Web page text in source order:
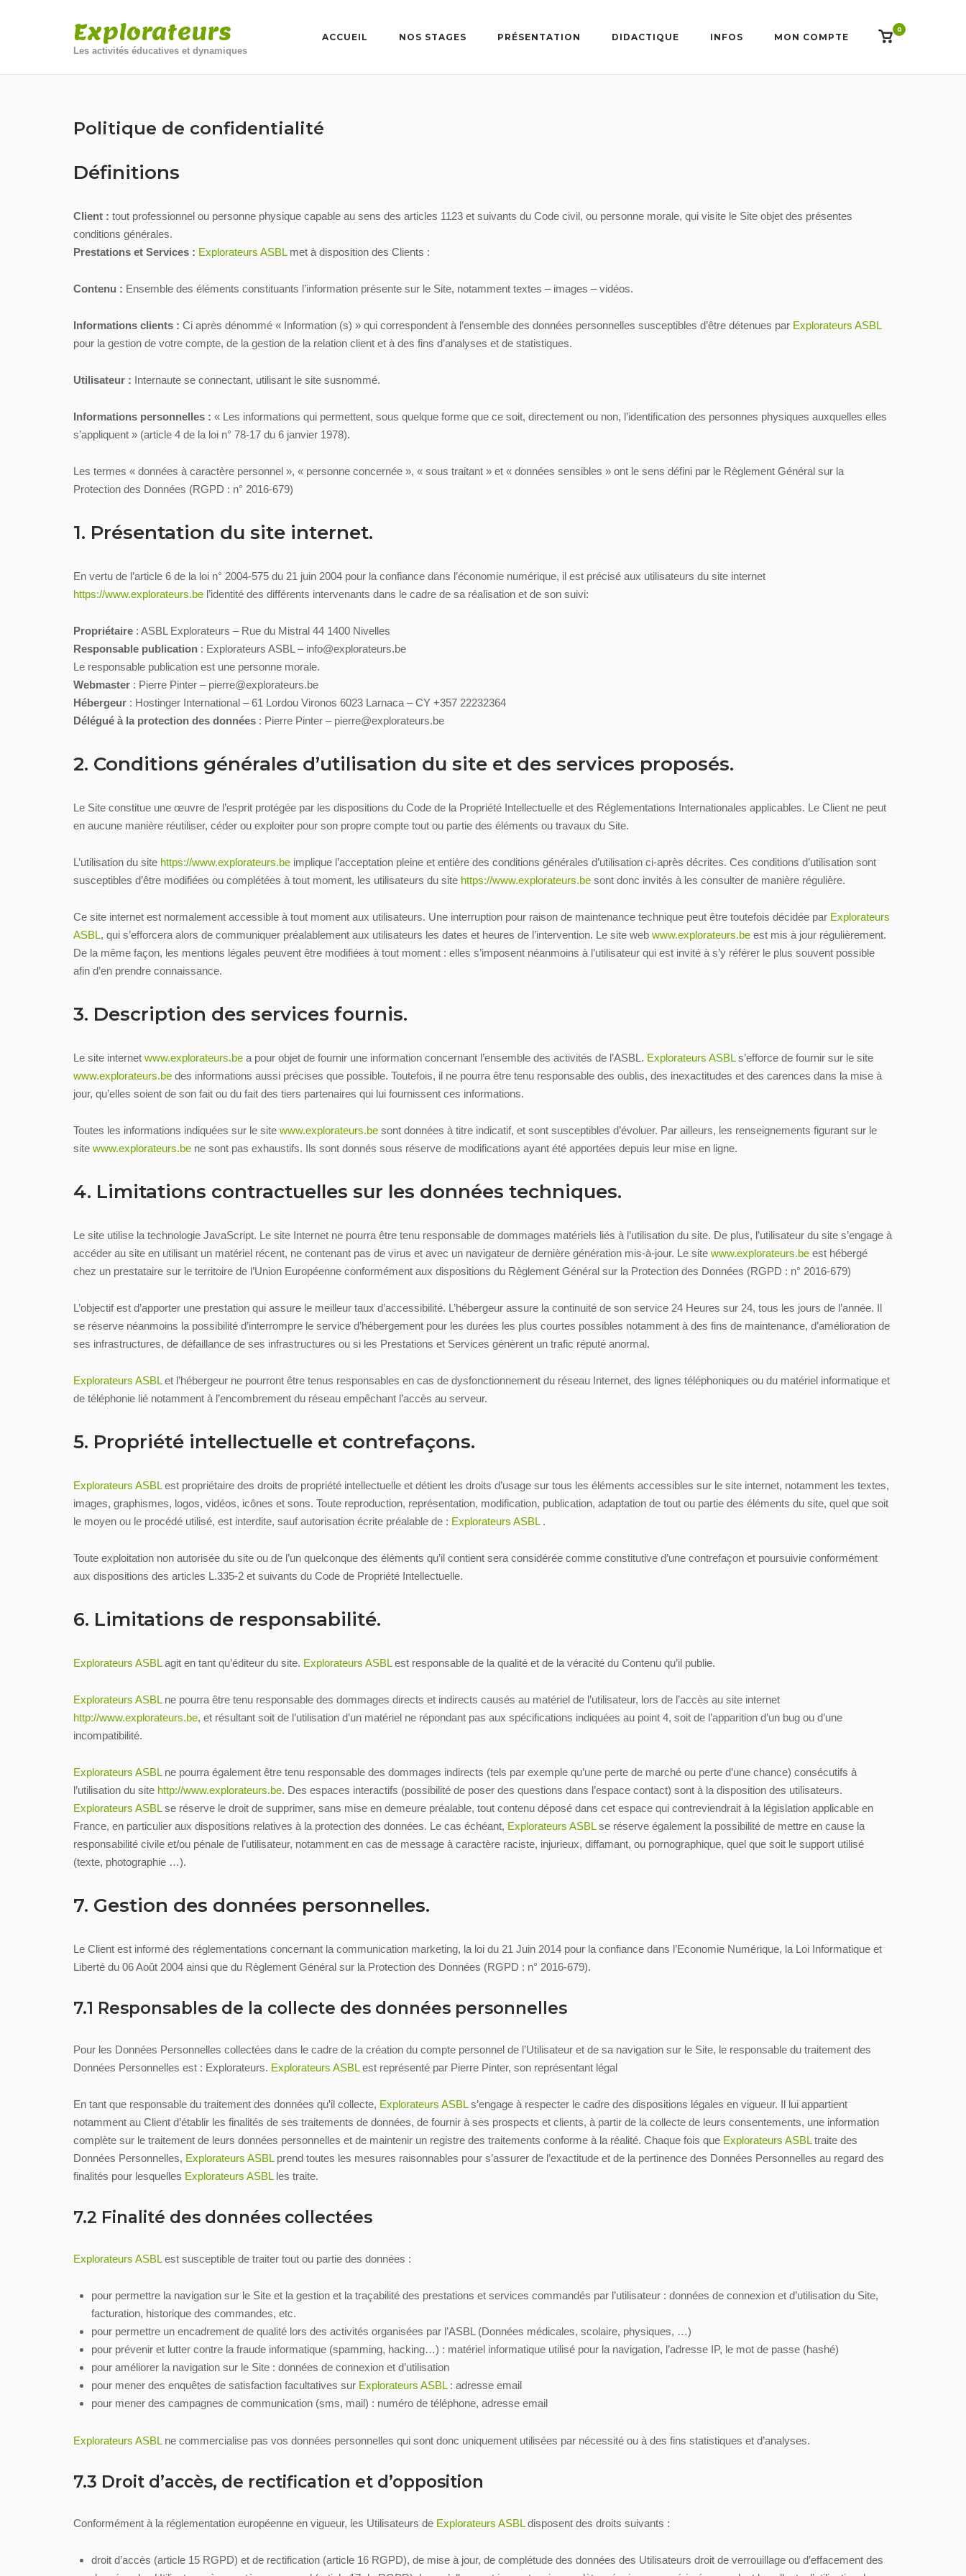
Explorateurs
Les activités éducatives et dynamiques
ACCUEIL NOS STAGES PRÉSENTATION DIDACTIQUE INFOS MON COMPTE
View
0
Politique de confidentialité
Définitions
Client : tout professionnel ou personne physique capable au sens des articles 1123 et suivants du Code civil, ou personne morale, qui visite le Site objet des présentes
conditions générales.
Prestations et Services : Explorateurs ASBLmet à disposition des Clients :
Contenu : Ensemble des éléments constituants l’information présente sur le Site, notamment textes – images – vidéos.
Informations clients : Ci après dénommé « Information (s) » qui correspondent à l’ensemble des données personnelles susceptibles d’être détenues par Explorateurs ASBL
pour la gestion de votre compte, de la gestion de la relation client et à des fins d’analyses et de statistiques.
Utilisateur : Internaute se connectant, utilisant le site susnommé.
Informations personnelles : « Les informations qui permettent, sous quelque forme que ce soit, directement ou non, l’identification des personnes physiques auxquelles elles
s’appliquent » (article 4 de la loi n° 78-17 du 6 janvier 1978).
Les termes « données à caractère personnel », « personne concernée », « sous traitant » et « données sensibles » ont le sens défini par le Règlement Général sur la
Protection des Données (RGPD : n° 2016-679)
1. Présentation du site internet.
En vertu de l’article 6 de la loi n° 2004-575 du 21 juin 2004 pour la confiance dans l’économie numérique, il est précisé aux utilisateurs du site internet
https://www.explorateurs.be l’identité des différents intervenants dans le cadre de sa réalisation et de son suivi:
Propriétaire : ASBL Explorateurs – Rue du Mistral 44 1400 Nivelles
Responsable publication : Explorateurs ASBL – info@explorateurs.be
Le responsable publication est une personne morale.
Webmaster : Pierre Pinter – pierre@explorateurs.be
Hébergeur : Hostinger International – 61 Lordou Vironos 6023 Larnaca – CY +357 22232364
Délégué à la protection des données : Pierre Pinter – pierre@explorateurs.be
2. Conditions générales d’utilisation du site et des services proposés.
Le Site constitue une œuvre de l’esprit protégée par les dispositions du Code de la Propriété Intellectuelle et des Réglementations Internationales applicables. Le Client ne peut
en aucune manière réutiliser, céder ou exploiter pour son propre compte tout ou partie des éléments ou travaux du Site.
L’utilisation du site https://www.explorateurs.be implique l’acceptation pleine et entière des conditions générales d’utilisation ci-après décrites. Ces conditions d’utilisation sont
susceptibles d’être modifiées ou complétées à tout moment, les utilisateurs du site https://www.explorateurs.be sont donc invités à les consulter de manière régulière.
Ce site internet est normalement accessible à tout moment aux utilisateurs. Une interruption pour raison de maintenance technique peut être toutefois décidée par Explorateurs
ASBL, qui s’efforcera alors de communiquer préalablement aux utilisateurs les dates et heures de l’intervention. Le site web www.explorateurs.be est mis à jour régulièrement.
De la même façon, les mentions légales peuvent être modifiées à tout moment : elles s’imposent néanmoins à l’utilisateur qui est invité à s’y référer le plus souvent possible
afin d’en prendre connaissance.
3. Description des services fournis.
Le site internet www.explorateurs.be a pour objet de fournir une information concernant l’ensemble des activités de l’ASBL. Explorateurs ASBLs’efforce de fournir sur le site
www.explorateurs.be des informations aussi précises que possible. Toutefois, il ne pourra être tenu responsable des oublis, des inexactitudes et des carences dans la mise à
jour, qu’elles soient de son fait ou du fait des tiers partenaires qui lui fournissent ces informations.
Toutes les informations indiquées sur le site www.explorateurs.be sont données à titre indicatif, et sont susceptibles d’évoluer. Par ailleurs, les renseignements figurant sur le
site www.explorateurs.be ne sont pas exhaustifs. Ils sont donnés sous réserve de modifications ayant été apportées depuis leur mise en ligne.
4. Limitations contractuelles sur les données techniques.
Le site utilise la technologie JavaScript. Le site Internet ne pourra être tenu responsable de dommages matériels liés à l’utilisation du site. De plus, l’utilisateur du site s’engage à
accéder au site en utilisant un matériel récent, ne contenant pas de virus et avec un navigateur de dernière génération mis-à-jour. Le site www.explorateurs.be est hébergé
chez un prestataire sur le territoire de l’Union Européenne conformément aux dispositions du Règlement Général sur la Protection des Données (RGPD : n° 2016-679)
L’objectif est d’apporter une prestation qui assure le meilleur taux d’accessibilité. L’hébergeur assure la continuité de son service 24 Heures sur 24, tous les jours de l’année. Il
se réserve néanmoins la possibilité d’interrompre le service d’hébergement pour les durées les plus courtes possibles notamment à des fins de maintenance, d’amélioration de
ses infrastructures, de défaillance de ses infrastructures ou si les Prestations et Services génèrent un trafic réputé anormal.
Explorateurs ASBLet l’hébergeur ne pourront être tenus responsables en cas de dysfonctionnement du réseau Internet, des lignes téléphoniques ou du matériel informatique et
de téléphonie lié notamment à l’encombrement du réseau empêchant l’accès au serveur.
5. Propriété intellectuelle et contrefaçons.
Explorateurs ASBLest propriétaire des droits de propriété intellectuelle et détient les droits d’usage sur tous les éléments accessibles sur le site internet, notamment les textes,
images, graphismes, logos, vidéos, icônes et sons. Toute reproduction, représentation, modification, publication, adaptation de tout ou partie des éléments du site, quel que soit
le moyen ou le procédé utilisé, est interdite, sauf autorisation écrite préalable de : Explorateurs ASBL.
Toute exploitation non autorisée du site ou de l’un quelconque des éléments qu’il contient sera considérée comme constitutive d’une contrefaçon et poursuivie conformément
aux dispositions des articles L.335-2 et suivants du Code de Propriété Intellectuelle.
6. Limitations de responsabilité.
Explorateurs ASBLagit en tant qu’éditeur du site. Explorateurs ASBLest responsable de la qualité et de la véracité du Contenu qu’il publie.
Explorateurs ASBLne pourra être tenu responsable des dommages directs et indirects causés au matériel de l’utilisateur, lors de l’accès au site internet
http://www.explorateurs.be, et résultant soit de l’utilisation d’un matériel ne répondant pas aux spécifications indiquées au point 4, soit de l’apparition d’un bug ou d’une
incompatibilité.
Explorateurs ASBLne pourra également être tenu responsable des dommages indirects (tels par exemple qu’une perte de marché ou perte d’une chance) consécutifs à
l’utilisation du site http://www.explorateurs.be. Des espaces interactifs (possibilité de poser des questions dans l’espace contact) sont à la disposition des utilisateurs.
Explorateurs ASBLse réserve le droit de supprimer, sans mise en demeure préalable, tout contenu déposé dans cet espace qui contreviendrait à la législation applicable en
France, en particulier aux dispositions relatives à la protection des données. Le cas échéant, Explorateurs ASBLse réserve également la possibilité de mettre en cause la
responsabilité civile et/ou pénale de l’utilisateur, notamment en cas de message à caractère raciste, injurieux, diffamant, ou pornographique, quel que soit le support utilisé
(texte, photographie …).
7. Gestion des données personnelles.
Le Client est informé des réglementations concernant la communication marketing, la loi du 21 Juin 2014 pour la confiance dans l’Economie Numérique, la Loi Informatique et
Liberté du 06 Août 2004 ainsi que du Règlement Général sur la Protection des Données (RGPD : n° 2016-679).
7.1 Responsables de la collecte des données personnelles
Pour les Données Personnelles collectées dans le cadre de la création du compte personnel de l’Utilisateur et de sa navigation sur le Site, le responsable du traitement des
Données Personnelles est : Explorateurs. Explorateurs ASBLest représenté par Pierre Pinter, son représentant légal
En tant que responsable du traitement des données qu’il collecte, Explorateurs ASBLs’engage à respecter le cadre des dispositions légales en vigueur. Il lui appartient
notamment au Client d’établir les finalités de ses traitements de données, de fournir à ses prospects et clients, à partir de la collecte de leurs consentements, une information
complète sur le traitement de leurs données personnelles et de maintenir un registre des traitements conforme à la réalité. Chaque fois que Explorateurs ASBLtraite des
Données Personnelles, Explorateurs ASBLprend toutes les mesures raisonnables pour s’assurer de l’exactitude et de la pertinence des Données Personnelles au regard des
finalités pour lesquelles Explorateurs ASBLles traite.
7.2 Finalité des données collectées
Explorateurs ASBLest susceptible de traiter tout ou partie des données :
pour permettre la navigation sur le Site et la gestion et la traçabilité des prestations et services commandés par l’utilisateur : données de connexion et d’utilisation du Site,
facturation, historique des commandes, etc.
pour permettre un encadrement de qualité lors des activités organisées par l’ASBL (Données médicales, scolaire, physiques, …)
pour prévenir et lutter contre la fraude informatique (spamming, hacking…) : matériel informatique utilisé pour la navigation, l’adresse IP, le mot de passe (hashé)
pour améliorer la navigation sur le Site : données de connexion et d’utilisation
pour mener des enquêtes de satisfaction facultatives sur Explorateurs ASBL: adresse email
pour mener des campagnes de communication (sms, mail) : numéro de téléphone, adresse email
Explorateurs ASBLne commercialise pas vos données personnelles qui sont donc uniquement utilisées par nécessité ou à des fins statistiques et d’analyses.
7.3 Droit d’accès, de rectification et d’opposition
Conformément à la réglementation européenne en vigueur, les Utilisateurs de Explorateurs ASBLdisposent des droits suivants :
droit d’accès (article 15 RGPD) et de rectification (article 16 RGPD), de mise à jour, de complétude des données des Utilisateurs droit de verrouillage ou d’effacement des